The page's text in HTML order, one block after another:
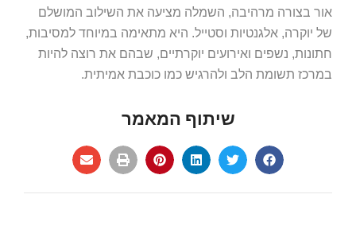
אור בצורה מרהיבה, השמלה מציעה את השילוב המושלם
של יוקרה, אלגנטיות וסטייל. היא מתאימה במיוחד למסיבות,
חתונות, נשפים ואירועים יוקרתיים, שבהם את רוצה להיות
במרכז תשומת הלב ולהרגיש כמו כוכבת אמיתית.
שיתוף המאמר